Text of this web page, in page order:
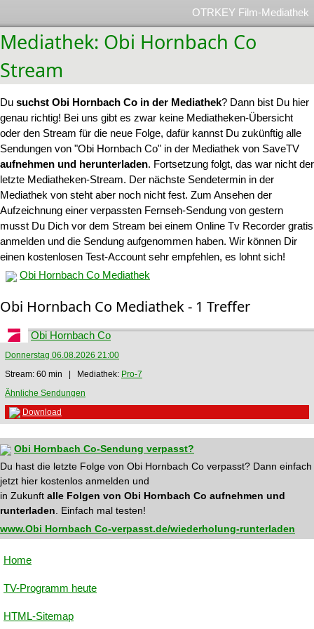
OTRKEY Film-Mediathek
Mediathek: Obi Hornbach Co
Stream
Du suchst Obi Hornbach Co in der Mediathek? Dann bist Du hier
genau richtig! Bei uns gibt es zwar keine Mediatheken-Übersicht
oder den Stream für die neue Folge, dafür kannst Du zukünftig alle
Sendungen von "Obi Hornbach Co" in der Mediathek von SaveTV
aufnehmen und herunterladen. Fortsetzung folgt, das war nicht der
letzte Mediatheken-Stream. Der nächste Sendetermin in der
Mediathek von steht aber noch nicht fest. Zum Ansehen der
Aufzeichnung einer verpassten Fernseh-Sendung von gestern
musst Du Dich vor dem Stream bei einem Online Tv Recorder gratis
anmelden und die Sendung aufgenommen haben. Wir können Dir
einen kostenlosen Test-Account sehr empfehlen, es lohnt sich!
Obi Hornbach Co Mediathek
Obi Hornbach Co Mediathek - 1 Treffer
Obi Hornbach Co
Donnerstag 06.08.2026 21:00
Stream: 60 min | Mediathek: Pro-7
Ähnliche Sendungen
Download
Obi Hornbach Co-Sendung verpasst?
Du hast die letzte Folge von Obi Hornbach Co verpasst? Dann einfach
jetzt hier kostenlos anmelden und
in Zukunft alle Folgen von Obi Hornbach Co aufnehmen und
runterladen . Einfach mal testen!
www.Obi Hornbach Co-verpasst.de/wiederholung-runterladen
Home
TV-Programm heute
HTML-Sitemap